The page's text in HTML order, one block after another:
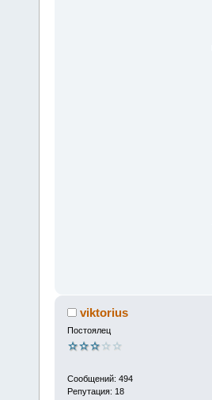
viktorius
Постоялец
Сообщений: 494
Репутация: 18